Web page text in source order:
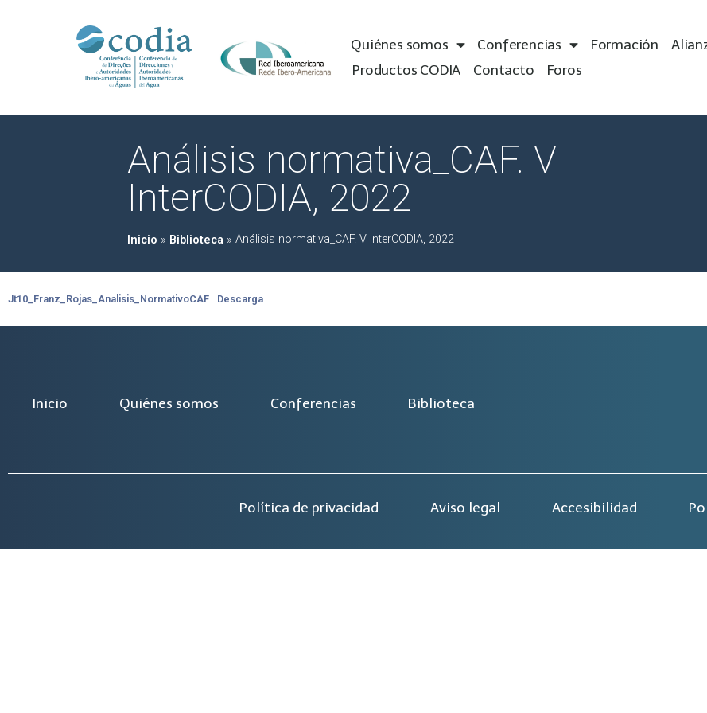
Quiénes somos Conferencias Formación
Productos CODIA
Contacto Foros
Análisis normativa_CAF. V
InterCODIA, 2022
Inicio » Biblioteca » Análisis normativa_CAF. V InterCODIA, 2022
Jt10_Franz_Rojas_Analisis_NormativoCAF Descarga
Inicio Quiénes somos Conferencias Biblioteca
Política de privacidad Aviso legal Accesibilidad